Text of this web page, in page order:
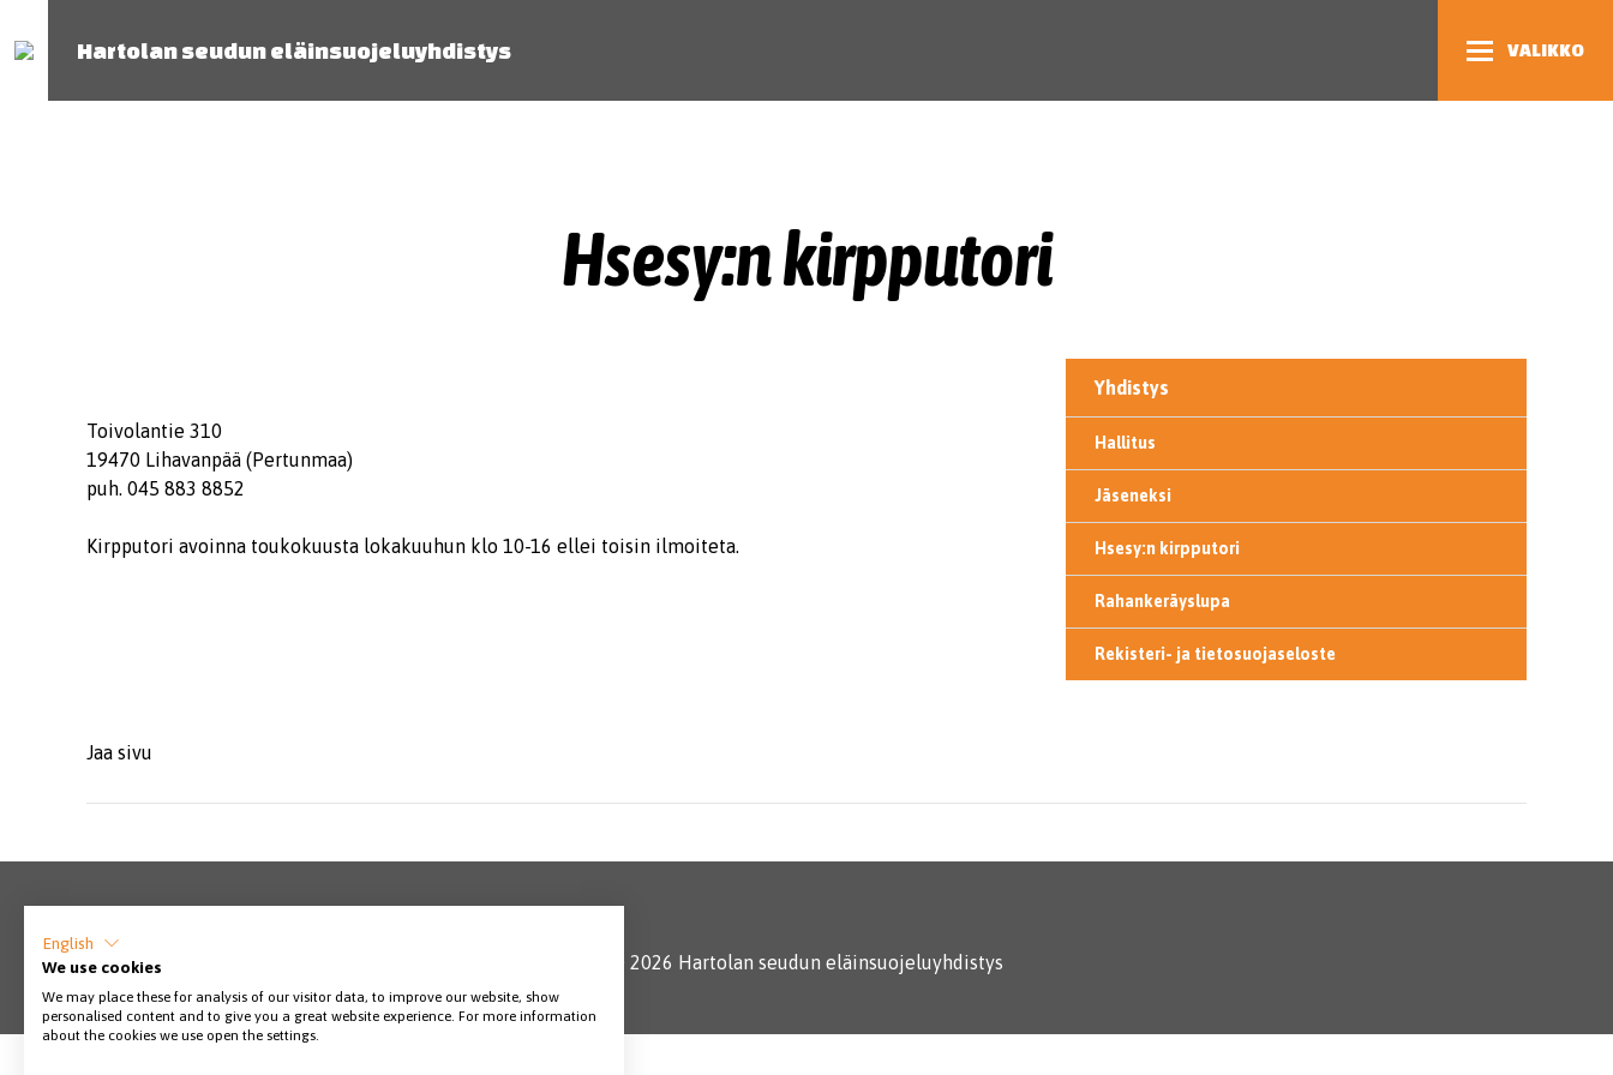
Hartolan seudun eläinsuojeluyhdistys VALIKKO
Hsesy:n kirpputori
Toivolantie 310
19470 Lihavanpää (Pertunmaa)
puh. 045 883 8852
Kirpputori avoinna toukokuusta lokakuuhun klo 10-16 ellei toisin ilmoiteta.
Yhdistys
Hallitus
Jäseneksi
Hsesy:n kirpputori
Rahankeräyslupa
Rekisteri- ja tietosuojaseloste
Jaa sivu
© 2026 Hartolan seudun eläinsuojeluyhdistys
English
We use cookies
We may place these for analysis of our visitor data, to improve our website, show
personalised content and to give you a great website experience. For more information
about the cookies we use open the settings.